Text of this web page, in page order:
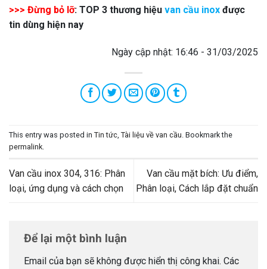
>>> Đừng bỏ lỡ: TOP 3 thương hiệu van cầu inox được
tin dùng hiện nay
Ngày cập nhật: 16:46 - 31/03/2025
This entry was posted in Tin tức, Tài liệu về van cầu. Bookmark the
permalink.
Van cầu inox 304, 316: Phân
loại, ứng dụng và cách chọn
Van cầu mặt bích: Ưu điểm,
Phân loại, Cách lắp đặt chuẩn
Để lại một bình luận
Email của bạn sẽ không được hiển thị công khai. Các